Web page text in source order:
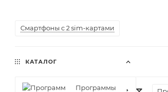
Смартфоны с 2 sim-картами
КАТАЛОГ
Программы